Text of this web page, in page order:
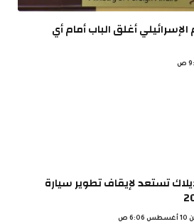
أغلق الباب أمام أي
تستعد لإيقاف تطوير سيارة
ص